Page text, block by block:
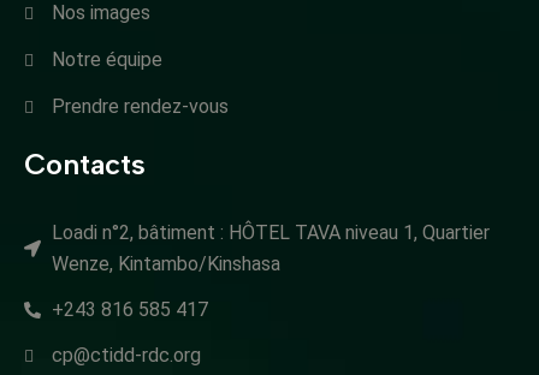
Nos images
Notre équipe
Prendre rendez-vous
Contacts
Loadi n°2, bâtiment : HÔTEL TAVA niveau 1, Quartier
Wenze, Kintambo/Kinshasa
+243 816 585 417
cp@ctidd-rdc.org